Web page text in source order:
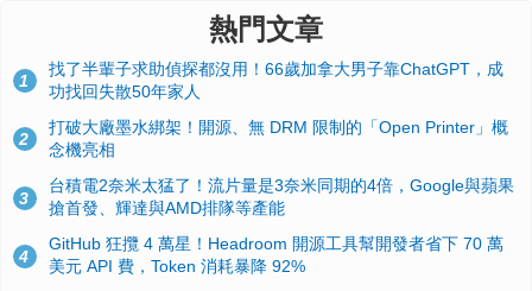
熱門文章
1
找了半輩子求助偵探都沒用！66歲加拿大男子靠ChatGPT，成
功找回失散50年家人
2
打破大廠墨水綁架！開源、無 DRM 限制的「Open Printer」概
念機亮相
3
台積電2奈米太猛了！流片量是3奈米同期的4倍，Google與蘋果
搶首發、輝達與AMD排隊等產能
4
GitHub 狂攬 4 萬星！Headroom 開源工具幫開發者省下 70 萬
美元 API 費，Token 消耗暴降 92%